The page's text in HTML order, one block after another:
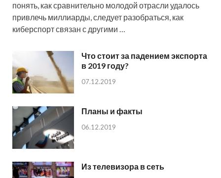
понять, как сравнительно молодой отрасли удалось
привлечь миллиарды, следует разобраться, как
киберспорт связан с другими …
Что стоит за падением экспорта
в 2019 году?
07.12.2019
Планы и факты
06.12.2019
Из телевизора в сеть